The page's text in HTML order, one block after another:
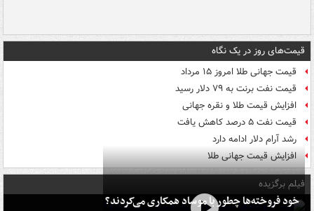
قیمت‌های روز در یک نگاه
قیمت جهانی طلا امروز ۱۵ مرداد
قیمت نفت برنت به ۷۹ دلار رسید
افزایش قیمت طلا و نقره جهانی
قیمت نفت ۵ درصد کاهش یافت
رشد آرام دلار ادامه دارد
افزایش قیمت جهانی طلا
فیلم برگزیده
خود فروخته‌ها چطور با موساد همکاری می‌کردند؟